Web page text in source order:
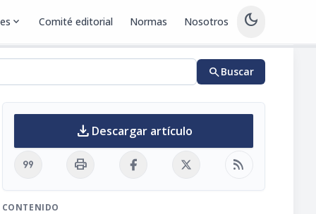
expand_more Comité editorial Normas Nosotros dark_mode
searchBuscar
download Descargar artículo
format_quote print rss_feed
CONTENIDO